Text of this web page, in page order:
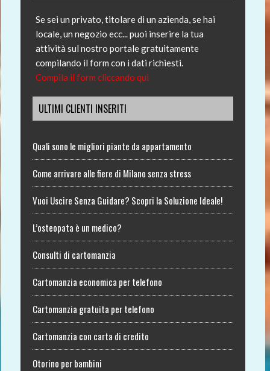
Se sei un privato, titolare di un azienda, se hai
locale, un negozio ecc... puoi inserire la tua
attività sul nostro portale gratuitamente
compilando il form con i dati richiesti.
Compila il form cliccando qui
ULTIMI CLIENTI INSERITI
Quali sono le migliori piante da appartamento
Come arrivare alle fiere di Milano senza stress
Vuoi Uscire Senza Guidare? Scopri la Soluzione Ideale!
L’osteopata è un medico?
Consulti di cartomanzia
Cartomanzia economica per telefono
Cartomanzia gratuita per telefono
Cartomanzia con carta di credito
Otorino per bambini